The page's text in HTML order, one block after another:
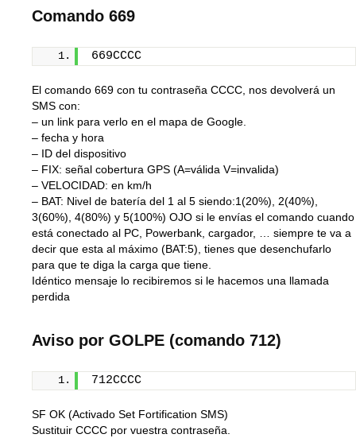
Comando 669
669CCCC
El comando 669 con tu contraseña CCCC , nos devolverá un
SMS con:
– un link para verlo en el mapa de Google.
– fecha y hora
– ID del dispositivo
– FIX: señal cobertura GPS (A=válida V=invalida)
– VELOCIDAD: en km/h
– BAT: Nivel de batería del 1 al 5 siendo:1(20%), 2(40%),
3(60%), 4(80%) y 5(100%) OJO si le envías el comando cuando
está conectado al PC, Powerbank, cargador, … siempre te va a
decir que esta al máximo (BAT:5), tienes que desenchufarlo
para que te diga la carga que tiene.
Idéntico mensaje lo recibiremos si le hacemos una llamada
perdida
Aviso por GOLPE (comando 712)
712CCCC
SF OK (Activado Set Fortification SMS)
Sustituir CCCC por vuestra contraseña.